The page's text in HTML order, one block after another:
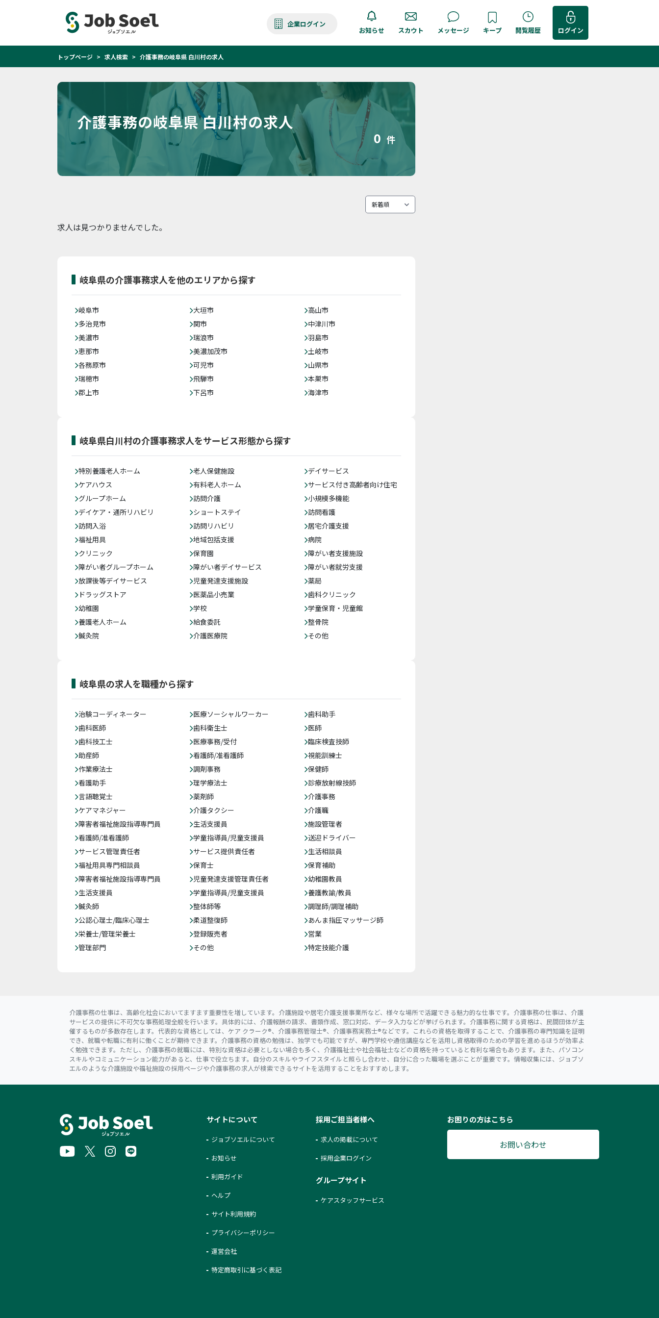
企業ログイン
お知らせ スカウト メッセージ キープ 閲覧履歴 ログイン
トップページ 求人検索 介護事務の岐阜県 白川村の求人
介護事務の岐阜県 白川村の求人
0 件
求人は見つかりませんでした。
岐阜県の介護事務求人を他のエリアから探す
岐阜市 大垣市
高山市
多治見市
関市
中津川市
美濃市
瑞浪市
羽島市
恵那市
美濃加茂市
土岐市
各務原市
可児市
山県市
瑞穂市
飛騨市
本巣市
郡上市
下呂市 海津市
岐阜県白川村の介護事務求人をサービス形態から探す
特別養護老人ホーム 老人保健施設
デイサービス
ケアハウス
有料老人ホーム
サービス付き高齢者向け住宅
グループホーム
訪問介護
小規模多機能
デイケア・通所リハビリ
ショートステイ
訪問看護
訪問入浴
訪問リハビリ
居宅介護支援
福祉用具
地域包括支援
病院
クリニック
保育園
障がい者支援施設
障がい者グループホーム
障がい者デイサービス
障がい者就労支援
放課後等デイサービス
児童発達支援施設
薬局
ドラッグストア
医薬品小売業
歯科クリニック
幼稚園
学校
学童保育・児童館
養護老人ホーム
給食委託
整骨院
鍼灸院
介護医療院 その他
岐阜県の求人を職種から探す
治験コーディネーター 医療ソーシャルワーカー
歯科助手
歯科医師
歯科衛生士
医師
歯科技工士
医療事務/受付
臨床検査技師
助産師
看護師/准看護師
視能訓練士
作業療法士
調剤事務
保健師
看護助手
理学療法士
診療放射線技師
言語聴覚士
薬剤師
介護事務
ケアマネジャー
介護タクシー
介護職
障害者福祉施設指導専門員
生活支援員
施設管理者
看護師/准看護師
学童指導員/児童支援員
送迎ドライバー
サービス管理責任者
サービス提供責任者
生活相談員
福祉用具専門相談員
保育士
保育補助
障害者福祉施設指導専門員
児童発達支援管理責任者
幼稚園教員
生活支援員
学童指導員/児童支援員
養護教諭/教員
鍼灸師
整体師等
調理師/調理補助
公認心理士/臨床心理士
柔道整復師
あんま指圧マッサージ師
栄養士/管理栄養士
登録販売者
営業
管理部門
その他 特定技能介護
介護事務の仕事は、高齢化社会においてますます重要性を増しています。介護施設や居宅介護支援事業所など、様々な場所で活躍できる魅力的な仕事です。介護事務の仕事は、介護
サービスの提供に不可欠な事務処理全般を行います。具体的には、介護報酬の請求、書類作成、窓口対応、データ入力などが挙げられます。介護事務に関する資格は、民間団体が主
催するものが多数存在します。代表的な資格としては、ケア クラーク®、介護事務管理士®、介護事務実務士®などです。これらの資格を取得することで、介護事務の専門知識を証明
でき、就職や転職に有利に働くことが期待できます。介護事務の資格の勉強は、独学でも可能ですが、専門学校や通信講座などを活用し資格取得のための学習を進めるほうが効率よ
く勉強できます。ただし、介護事務の就職には、特別な資格は必要としない場合も多く、介護福祉士や社会福祉士などの資格を持っていると有利な場合もあります。また、パソコン
スキルやコミュニケーション能力があると、仕事で役立ちます。自分のスキルやライフスタイルと照らし合わせ、自分に合った職場を選ぶことが重要です。情報収集には、ジョブソ
エルのような介護施設や福祉施設の採用ページや介護事務の求人が検索できるサイトを活用することをおすすめします。
サイトについて
ジョブソエルについて
お知らせ
利用ガイド
ヘルプ
サイト利用規約
プライバシーポリシー
運営会社
特定商取引に基づく表記
採用ご担当者様へ
求人の掲載について
採用企業ログイン
グループサイト
ケアスタッフサービス
お困りの方はこちら
お問い合わせ